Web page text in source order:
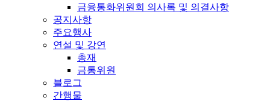
금융통화위원회 의사록 및 의결사항
공지사항
주요행사
연설 및 강연
총재
금통위원
블로그
간행물